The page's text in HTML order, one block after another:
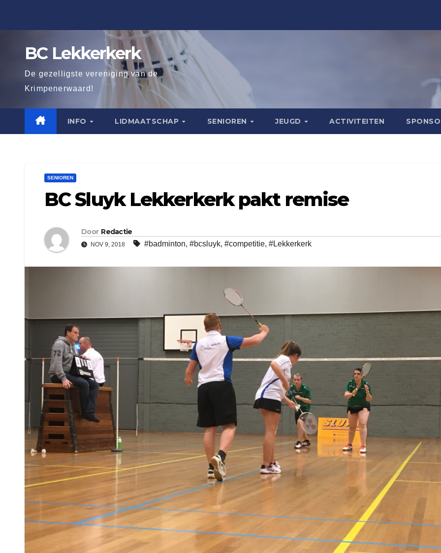
BC Lekkerkerk
De gezelligste vereniging van de
Krimpenerwaard!
INFO LIDMAATSCHAP SENIOREN JEUGD ACTIVITEITEN
SENIOREN
BC Sluyk Lekkerkerk pakt remise
Door Redactie
NOV 9, 2018 #badminton, #bcsluyk, #competitie, #Lekkerkerk